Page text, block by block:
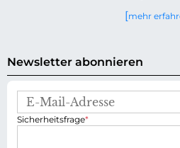
mehr
Newsletter abonnieren
M
P
Sicherheitsfrage*